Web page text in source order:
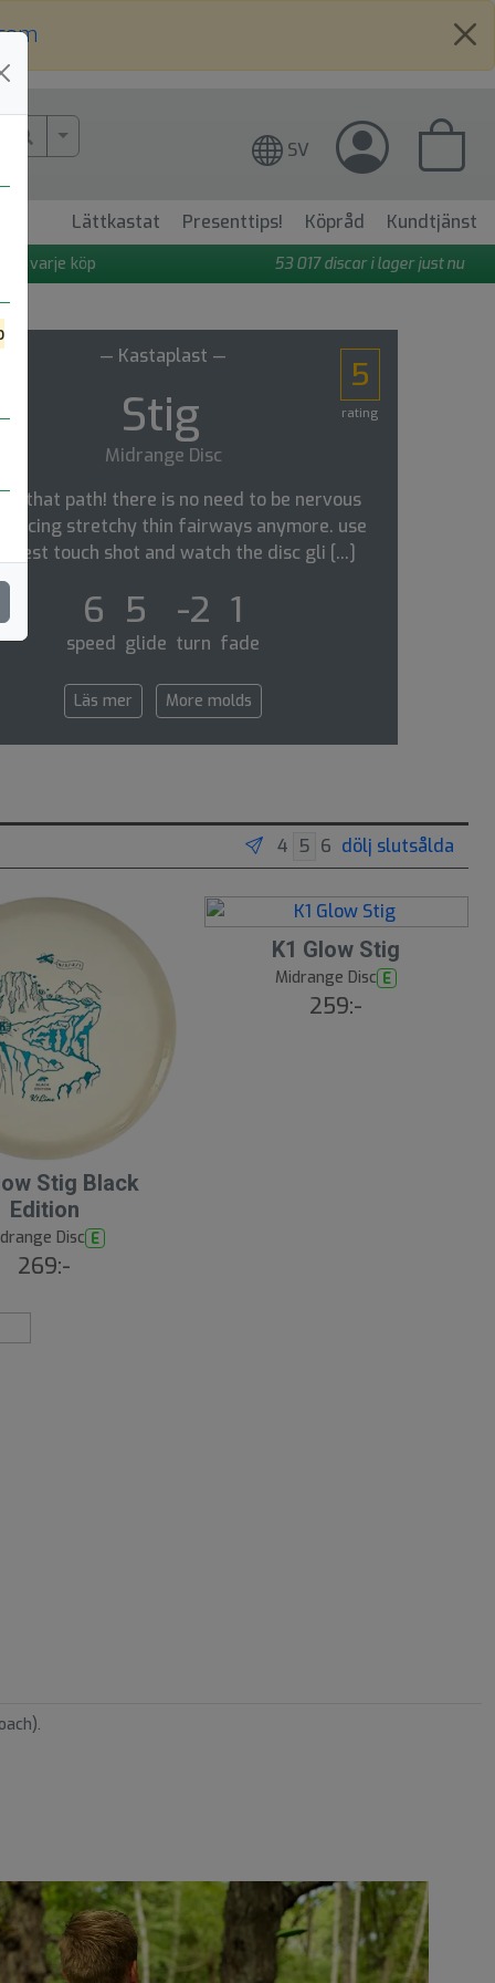
More Search.. SV
Lättkastat Presenttips! Köpråd Kundtjänst
på varje köp 53 017 discar i lager just nu
5
rating
— Kastaplast —
Stig
Midrange Disc
that path! there is no need to be nervous
facing stretchy thin fairways anymore. use
best touch shot and watch the disc gli [...]
6 5 -2 1
speed glide turn fade
Läs mer More molds
dölj slutsålda
Stig Black
Edition
Disc E
269:-
K1 Glow Stig
Midrange Disc E
259:-